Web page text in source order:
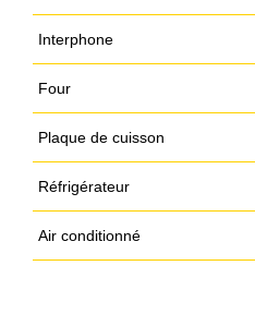
Interphone
Four
Plaque de cuisson
Réfrigérateur
Air conditionné